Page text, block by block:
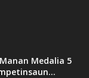
Manan Medalia 5